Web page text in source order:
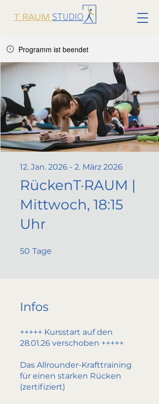
T·RAUM STUDIO
Programm ist beendet
RückenT·RAUM |
Mittwoch, 18:15
Uhr
12. Jan. 2026 - 2. März 2026
50 Tage
Infos
+++++ Kursstart auf den
28.01.26 verschoben +++++
Das Allrounder-Krafttraining
für einen starken Rücken
(zertifiziert)